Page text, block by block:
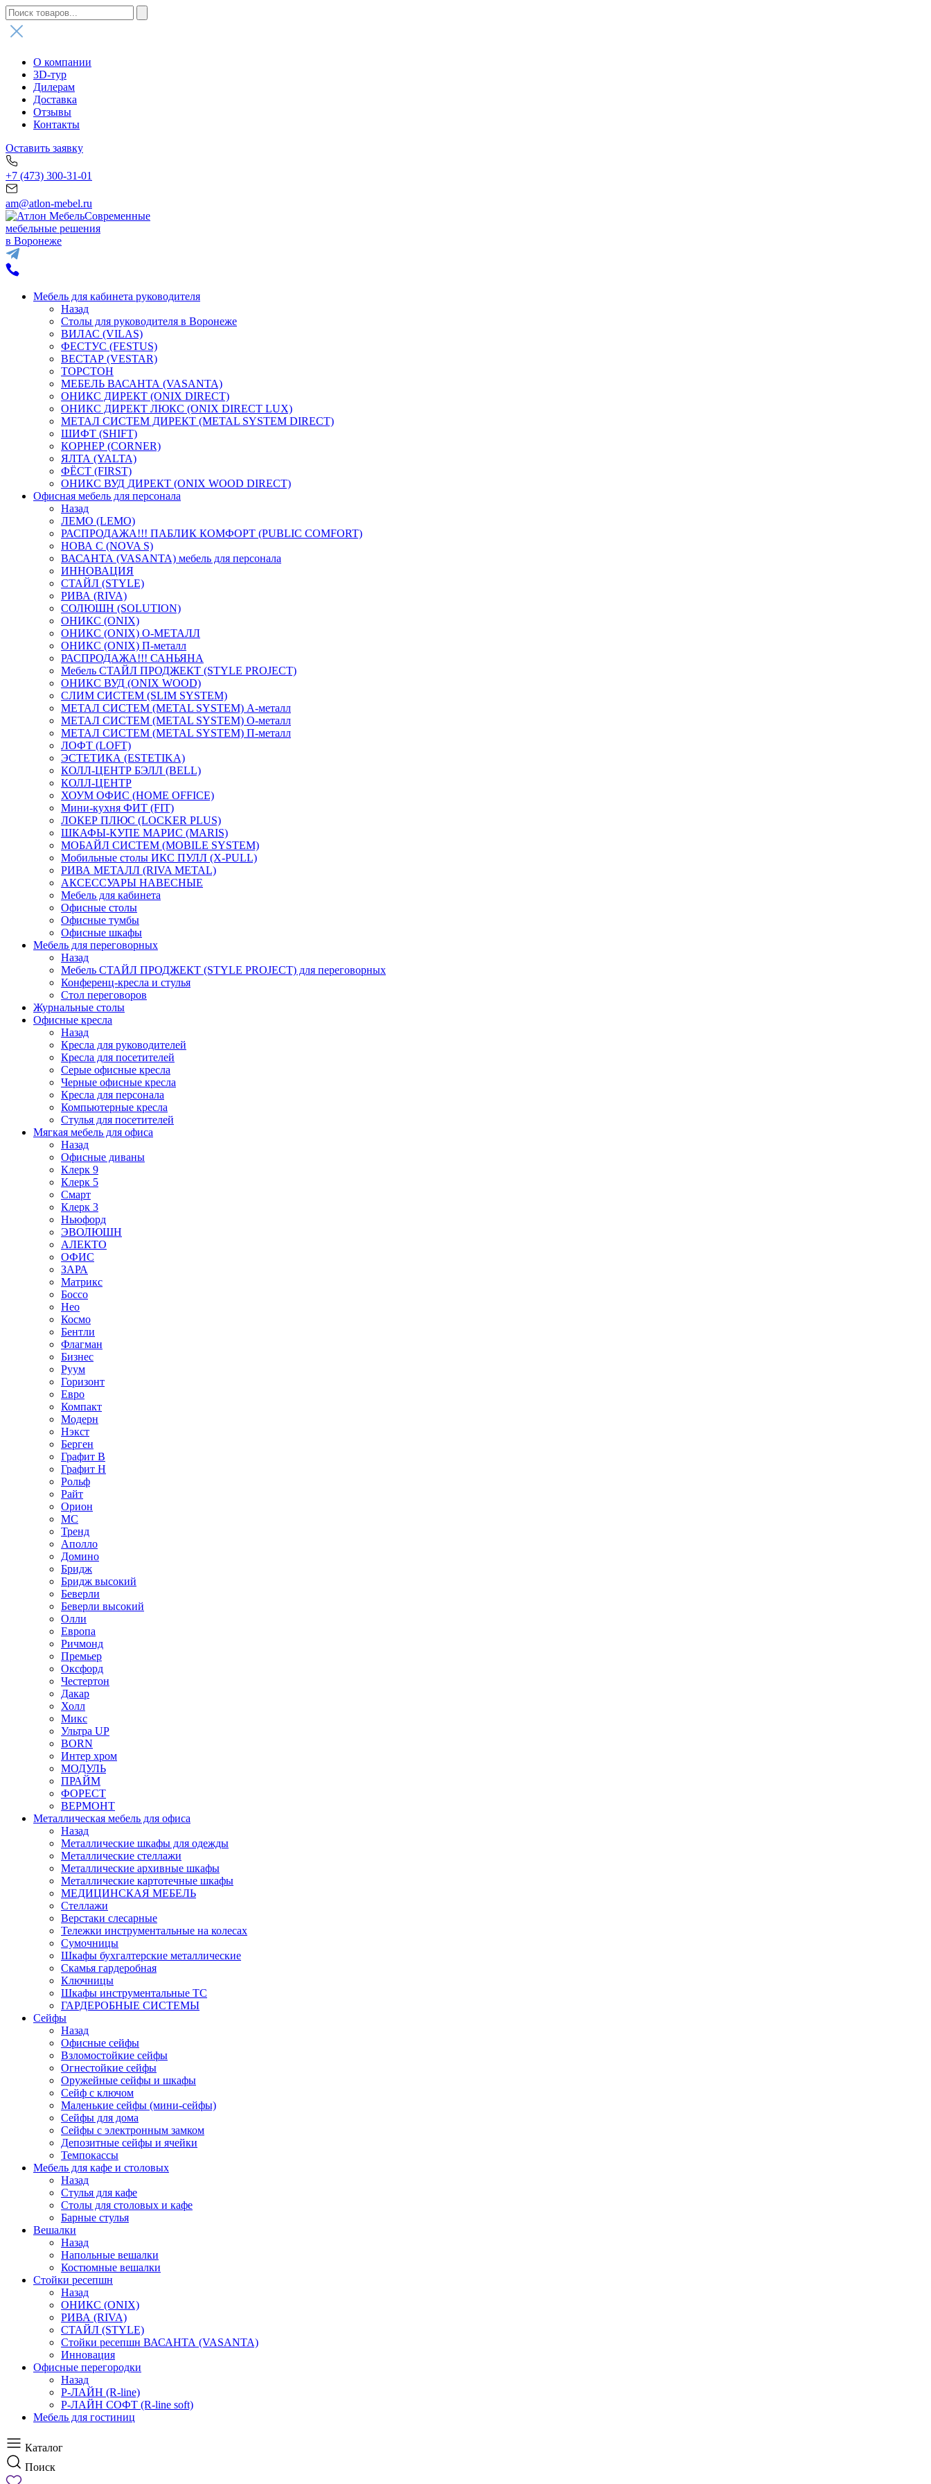
О компании
3D-тур
Дилерам
Доставка
Отзывы
Контакты
Оставить заявку
+7 (473) 300-31-01
am@atlon-mebel.ru
Современные
мебельные решения
в Воронеже
Мебель для кабинета руководителя
Назад
Столы для руководителя в Воронеже
ВИЛАС (VILAS)
ФЕСТУС (FESTUS)
ВЕСТАР (VESTAR)
ТОРСТОН
МЕБЕЛЬ ВАСАНТА (VASANTA)
ОНИКС ДИРЕКТ (ONIX DIRECT)
ОНИКС ДИРЕКТ ЛЮКС (ONIX DIRECT LUX)
МЕТАЛ СИСТЕМ ДИРЕКТ (METAL SYSTEM DIRECT)
ШИФТ (SHIFT)
КОРНЕР (CORNER)
ЯЛТА (YALTA)
ФЁСТ (FIRST)
ОНИКС ВУД ДИРЕКТ (ONIX WOOD DIRECT)
Офисная мебель для персонала
Назад
ЛЕМО (LEMO)
РАСПРОДАЖА!!! ПАБЛИК КОМФОРТ (PUBLIC COMFORT)
НОВА С (NOVA S)
ВАСАНТА (VASANTA) мебель для персонала
ИННОВАЦИЯ
СТАЙЛ (STYLE)
РИВА (RIVA)
СОЛЮШН (SOLUTION)
ОНИКС (ONIX)
ОНИКС (ONIX) O-МЕТАЛЛ
ОНИКС (ONIX) П-металл
РАСПРОДАЖА!!! САНЬЯНА
Мебель СТАЙЛ ПРОДЖЕКТ (STYLE PROJECT)
ОНИКС ВУД (ONIX WOOD)
СЛИМ СИСТЕМ (SLIM SYSTEM)
МЕТАЛ СИСТЕМ (METAL SYSTEM) А-металл
МЕТАЛ СИСТЕМ (METAL SYSTEM) О-металл
МЕТАЛ СИСТЕМ (METAL SYSTEM) П-металл
ЛОФТ (LOFT)
ЭСТЕТИКА (ESTETIKA)
КОЛЛ-ЦЕНТР БЭЛЛ (BELL)
КОЛЛ-ЦЕНТР
ХОУМ ОФИС (HOME OFFICE)
Мини-кухня ФИТ (FIT)
ЛОКЕР ПЛЮС (LOCKER PLUS)
ШКАФЫ-КУПЕ МАРИС (MARIS)
МОБАЙЛ СИСТЕМ (MOBILE SYSTEM)
Мобильные столы ИКС ПУЛЛ (X-PULL)
РИВА МЕТАЛЛ (RIVA METAL)
АКСЕССУАРЫ НАВЕСНЫЕ
Мебель для кабинета
Офисные столы
Офисные тумбы
Офисные шкафы
Мебель для переговорных
Назад
Мебель СТАЙЛ ПРОДЖЕКТ (STYLE PROJECT) для переговорных
Конференц-кресла и стулья
Стол переговоров
Журнальные столы
Офисные кресла
Назад
Кресла для руководителей
Кресла для посетителей
Серые офисные кресла
Черные офисные кресла
Кресла для персонала
Компьютерные кресла
Стулья для посетителей
Мягкая мебель для офиса
Назад
Офисные диваны
Клерк 9
Клерк 5
Смарт
Клерк 3
Ньюфорд
ЭВОЛЮШН
АЛЕКТО
ОФИС
ЗАРА
Матрикс
Боссо
Нео
Космо
Бентли
Флагман
Бизнес
Руум
Горизонт
Евро
Компакт
Модерн
Нэкст
Берген
Графит В
Графит Н
Рольф
Райт
Орион
МС
Тренд
Аполло
Домино
Бридж
Бридж высокий
Беверли
Беверли высокий
Олли
Европа
Ричмонд
Премьер
Оксфорд
Честертон
Дакар
Холл
Микс
Ультра UP
BORN
Интер хром
МОДУЛЬ
ПРАЙМ
ФОРЕСТ
ВЕРМОНТ
Металлическая мебель для офиса
Назад
Металлические шкафы для одежды
Металлические стеллажи
Металлические архивные шкафы
Металлические картотечные шкафы
МЕДИЦИНСКАЯ МЕБЕЛЬ
Стеллажи
Верстаки слесарные
Тележки инструментальные на колесах
Сумочницы
Шкафы бухгалтерские металлические
Скамья гардеробная
Ключницы
Шкафы инструментальные ТС
ГАРДЕРОБНЫЕ СИСТЕМЫ
Сейфы
Назад
Офисные сейфы
Взломостойкие сейфы
Огнестойкие сейфы
Оружейные сейфы и шкафы
Сейф с ключом
Маленькие сейфы (мини-сейфы)
Сейфы для дома
Сейфы с электронным замком
Депозитные сейфы и ячейки
Темпокассы
Мебель для кафе и столовых
Назад
Стулья для кафе
Столы для столовых и кафе
Барные стулья
Вешалки
Назад
Напольные вешалки
Костюмные вешалки
Стойки ресепшн
Назад
ОНИКС (ONIX)
РИВА (RIVA)
СТАЙЛ (STYLE)
Стойки ресепшн ВАСАНТА (VASANTA)
Инновация
Офисные перегородки
Назад
Р-ЛАЙН (R-line)
Р-ЛАЙН СОФТ (R-line soft)
Мебель для гостиниц
Каталог
Поиск